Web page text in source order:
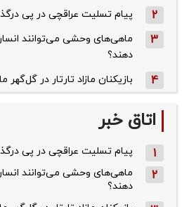
2 پیام تسلیت عراقچی در پی
3
ماهی‌های وحشی می‌توانند
دهند؟
4 بازیکنان مازاد تارتار در گل‌گهر
اتاق خبر
1 پیام تسلیت عراقچی در پی
2
ماهی‌های وحشی می‌توانند
دهند؟